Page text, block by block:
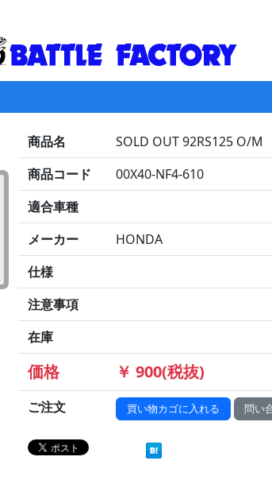
商品名
SOLD OUT 92RS125 O/M
商品コード
00X40-NF4-610
適合車種
メーカー
HONDA
仕様
注意事項
在庫
価格 ￥ 900(税抜)
ご注文 買い物カゴに入れる 問い